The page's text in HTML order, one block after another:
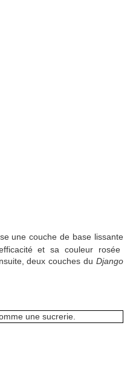
une couche de base lissante
et sa couleur rosée
deux couches du Django